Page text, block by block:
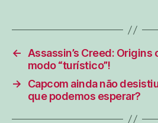
←
Assassin’s Creed: Origins
modo “turístico”!
→
Capcom ainda não
que podemos esperar?